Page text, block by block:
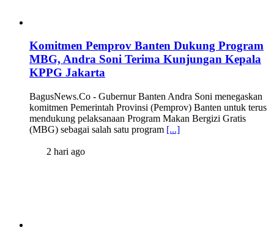
Komitmen Pemprov Banten Dukung Program
MBG, Andra Soni Terima Kunjungan Kepala
KPPG Jakarta
BagusNews.Co - Gubernur Banten Andra Soni menegaskan
komitmen Pemerintah Provinsi (Pemprov) Banten untuk terus
mendukung pelaksanaan Program Makan Bergizi Gratis
(MBG) sebagai salah satu program [...]
2 hari ago